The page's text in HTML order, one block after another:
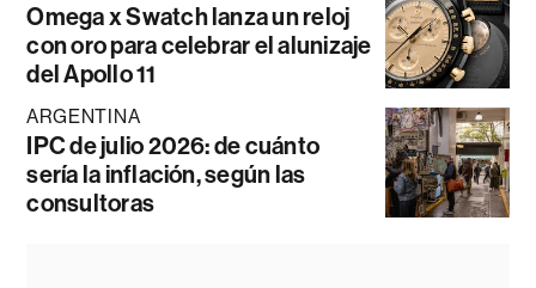
Omega x Swatch lanza un reloj
con oro para celebrar el alunizaje
del Apollo 11
ARGENTINA
IPC de julio 2026: de cuánto
sería la inflación, según las
consultoras